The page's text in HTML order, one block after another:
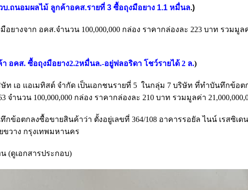
.ถนอมผลไม้ ลูกค้าอคส.รายที่ 3 ซื้อถุงมือยาง 1.1 หมื่นล.)
มือยางจาก อคส.จำนวน 100,000,000 กล่อง ราคากล่องละ 223 บาท รวมมูล
า อคส. ซื้อถุงมือยาง2.2หมื่นล.-อยู่ฟลอริดา โชว์รายได้ 2 ล.)
ท เอ แอเมทิสต์ จำกัด เป็นเอกชนรายที่ 5 ในกลุ่ม 7 บริษัท ที่ทำบันทึกข้อต
จำนวน 100,000,000 กล่อง ราคากล่องละ 210 บาท รวมมูลค่า
กข้อตกลงซื้อขายสินค้าว่า ตั้งอยู่เลขที่ 364/108 อาคารรอยัล ไนน์ เรสซิเด
ขวาง กรุงเทพมหานคร
(ดูเอกสารประกอบ)